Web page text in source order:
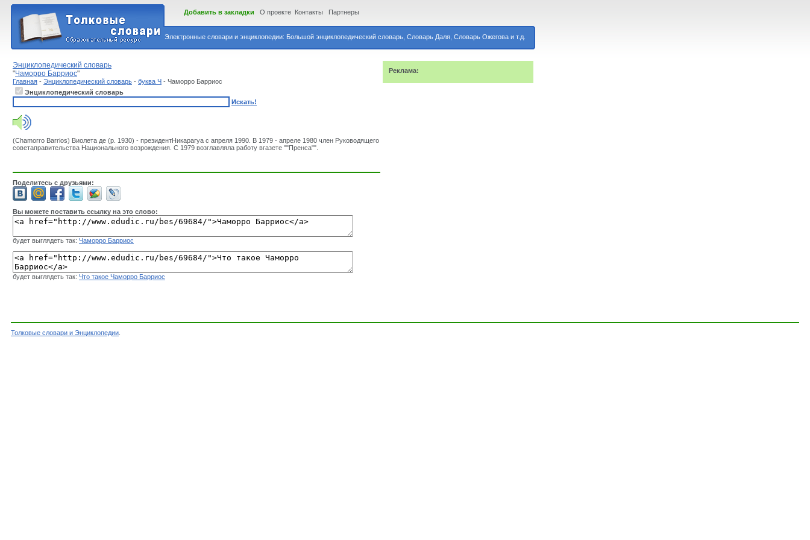
Электронные словари и энциклопедии: Большой энциклопедический словарь, Словарь Даля, Словарь Ожегова и т.д.
Добавить в закладки О проекте Контакты Партнеры
Энциклопедический словарь
"Чаморро Барриос"
Главная - Энциклопедический словарь - буква Ч - Чаморро Барриос
Энциклопедический словарь
Искать!
(Chamorro Barrios) Виолета де (р. 1930) - президентНикарагуа с апреля 1990. В 1979 - апреле 1980 член Руководящего
советаправительства Национального возрождения. С 1979 возглавляла работу вгазете ""Пренса"".
Поделитесь с друзьями:
Вы можете поставить ссылку на это слово:
будет выглядеть так: Чаморро Барриос
будет выглядеть так: Что такое Чаморро Барриос
Реклама:
Толковые словари и Энциклопедии